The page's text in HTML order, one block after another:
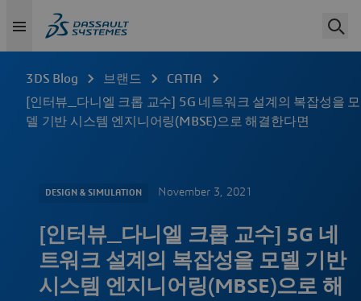
3DS Blog 브랜드
CATIA
[인터뷰_다니엘 크롭 교수] 5G 네트워크 설계의 복잡성을 모
델 기반 시스템 엔지니어링(MBSE)으로 해결한다면
DESIGN & SIMULATION November 3, 2021
[인터뷰_다니엘 크롭 교수] 5G 네
트워크 설계의 복잡성을 모델 기반
시스템 엔지니어링(MBSE)으로 해